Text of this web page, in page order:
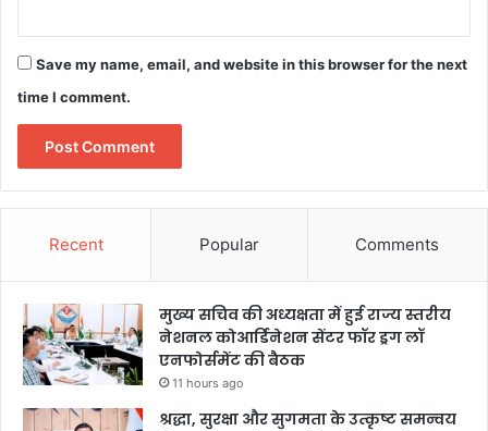
Save my name, email, and website in this browser for the next
time I comment.
Recent Popular Comments
मुख्य सचिव की अध्यक्षता में हुई राज्य स्तरीय
नेशनल कोआर्डिनेशन सेंटर फॉर ड्रग लॉ
एनफोर्समेंट की बैठक
11 hours ago
श्रद्धा, सुरक्षा और सुगमता के उत्कृष्ट समन्वय